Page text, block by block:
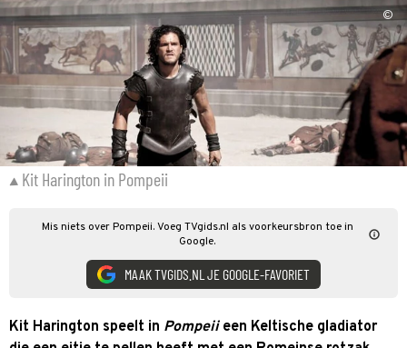
©
Kit Harington in Pompeii
Mis niets over Pompeii. Voeg TVgids.nl als voorkeursbron toe in
Google.
MAAK TVGIDS.NL JE GOOGLE-FAVORIET
Kit Harington speelt in Pompeiieen Keltische gladiator